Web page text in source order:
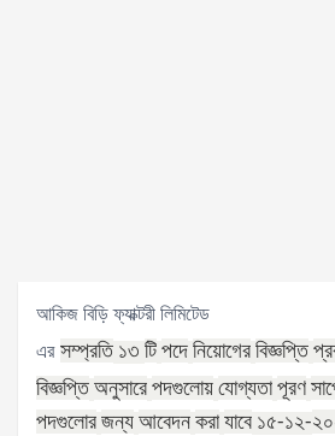
আকিজ বিড়ি ফ্যাক্টরী লিমিটেড
এর সম্প্রতি ১৩ টি পদে নিয়োগের বিজ্ঞপ্তি
বিজ্ঞপ্তি অনুসারে পদগুলোয় যোগ্যতা পূরণ
পদগুলোর জন্য আবেদন করা যাবে ১৫-১২-